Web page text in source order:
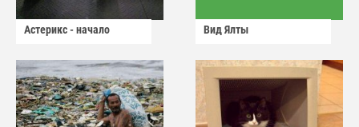
Астерикс - начало Вид Ялты